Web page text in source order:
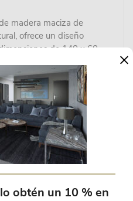
madera maciza de
ofrece un diseño
de 140 x 60
×
obtén un 10 % en